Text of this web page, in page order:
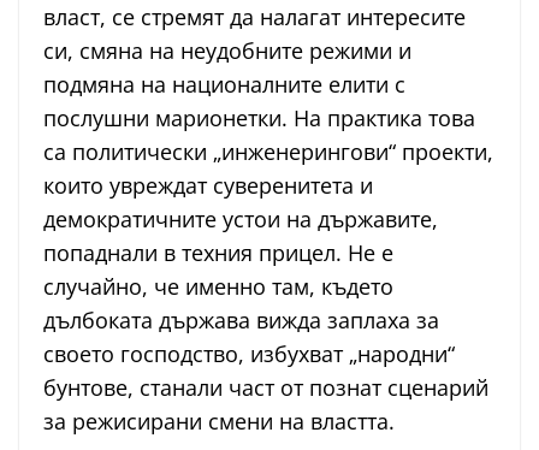
власт, се стремят да налагат интересите
си, смяна на неудобните режими и
подмяна на националните елити с
послушни марионетки. На практика това
са политически „инженерингови“ проекти,
които увреждат суверенитета и
демократичните устои на държавите,
попаднали в техния прицел. Не е
случайно, че именно там, където
дълбоката държава вижда заплаха за
своето господство, избухват „народни“
бунтове, станали част от познат сценарий
за режисирани смени на властта.